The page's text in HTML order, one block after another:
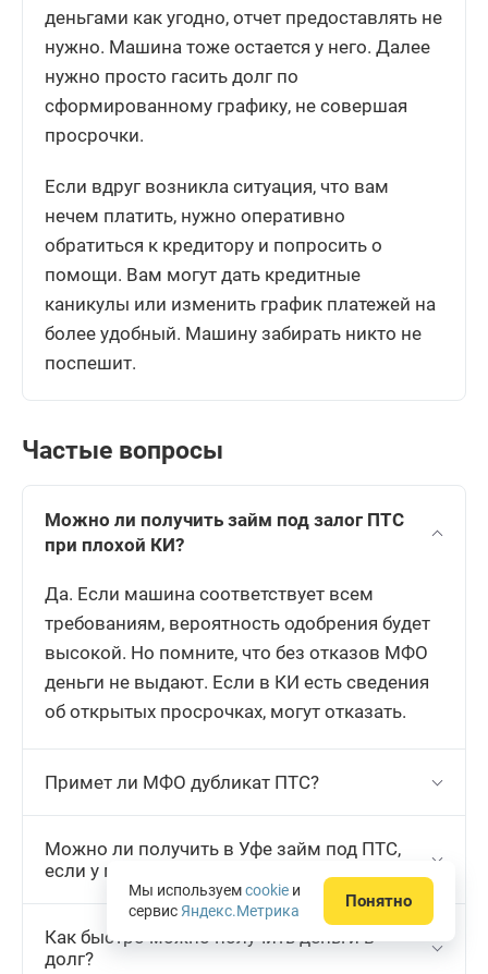
деньгами как угодно, отчет предоставлять не
нужно. Машина тоже остается у него. Далее
нужно просто гасить долг по
сформированному графику, не совершая
просрочки.
Если вдруг возникла ситуация, что вам
нечем платить, нужно оперативно
обратиться к кредитору и попросить о
помощи. Вам могут дать кредитные
каникулы или изменить график платежей на
более удобный. Машину забирать никто не
поспешит.
Частые вопросы
Можно ли получить займ под залог ПТС
при плохой КИ?
Да. Если машина соответствует всем
требованиям, вероятность одобрения будет
высокой. Но помните, что без отказов МФО
деньги не выдают. Если в КИ есть сведения
об открытых просрочках, могут отказать.
Примет ли МФО дубликат ПТС?
Можно ли получить в Уфе займ под ПТС,
если у меня нет работы?
Как быстро можно получить деньги в
долг?
Мы используемcookie и
сервис Яндекс.Метрика Понятно